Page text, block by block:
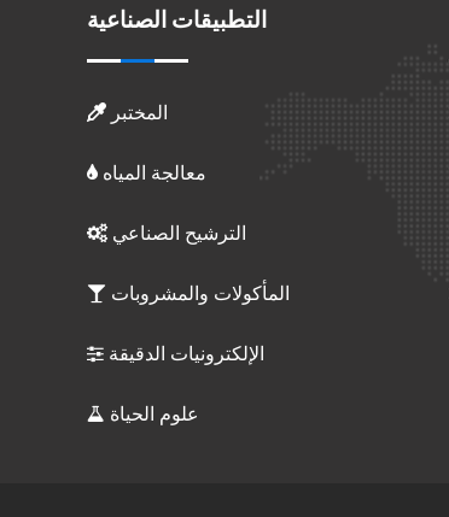
التطبيقات الصناعية
المختبر
معالجة المياه
الترشيح الصناعي
المأكولات والمشروبات
الإلكترونيات الدقيقة
علوم الحياة